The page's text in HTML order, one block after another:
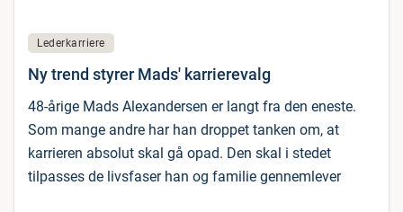
Lederkarriere
Ny trend styrer Mads' karrierevalg
48-årige Mads Alexandersen er langt fra den eneste.
Som mange andre har han droppet tanken om, at
karrieren absolut skal gå opad. Den skal i stedet
tilpasses de livsfaser han og familie gennemlever